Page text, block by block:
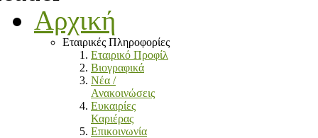
Αρχική
Εταιρικές Πληροφορίες
Εταιρικό Προφίλ
Βιογραφικά
Νέα /
Ανακοινώσεις
Ευκαιρίες
Καριέρας
Επικοινωνία